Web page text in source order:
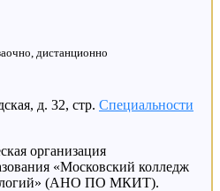
дистанционно
Специальности
д. 32, стр.
организация
«Московский колледж
(АНО ПО МКИТ).